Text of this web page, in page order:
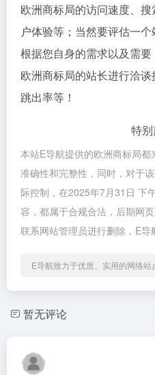
欧洲商标局的访问速度、
户体验等；当然要评估一
根据您自身的需求以及需
欧洲商标局的站长进行洽谈
跳出率等！
特
本站E导航提供的欧洲商标局
准确性和完整性，同时，对于
际控制，在2025年7月31日 下
容，都属于合规合法，后期网
联系网站管理员进行删除，E导
E导航致力于优质、实用的网络站
暂无评论